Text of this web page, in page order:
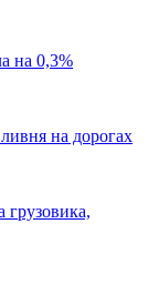
на 0,3%
на дорогах
грузовика,